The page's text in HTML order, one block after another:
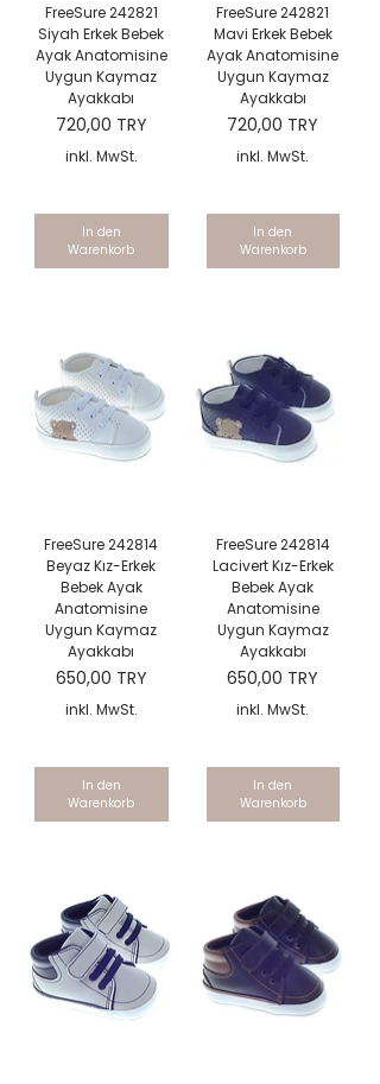
FreeSure 242821
Siyah Erkek Bebek
Ayak Anatomisine
Uygun Kaymaz
Ayakkabı
Preis
720,00 TRY
inkl. MwSt.
In den
Warenkorb
FreeSure 242821
Mavi Erkek Bebek
Ayak Anatomisine
Uygun Kaymaz
Ayakkabı
Preis
720,00 TRY
inkl. MwSt.
In den
Warenkorb
FreeSure 242814
Beyaz Kız-Erkek
Bebek Ayak
Anatomisine
Uygun Kaymaz
Ayakkabı
Preis
650,00 TRY
inkl. MwSt.
In den
Warenkorb
FreeSure 242814
Lacivert Kız-Erkek
Bebek Ayak
Anatomisine
Uygun Kaymaz
Ayakkabı
Preis
650,00 TRY
inkl. MwSt.
In den
Warenkorb